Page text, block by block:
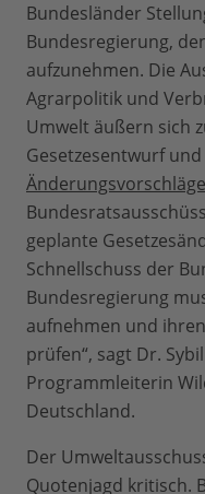
Bundesländer
Bundesregierung,
aufzunehmen. Die
Agrarpolitik und
Umwelt äußern sich
Gesetzesentwurf
Änderungsvorschläge
geplante
Schnellschuss der
Bundesregierung
aufnehmen und
prüfen“, sagt Dr.
Programmleiterin
Deutschland.
Der
Quotenjagd kritisch.